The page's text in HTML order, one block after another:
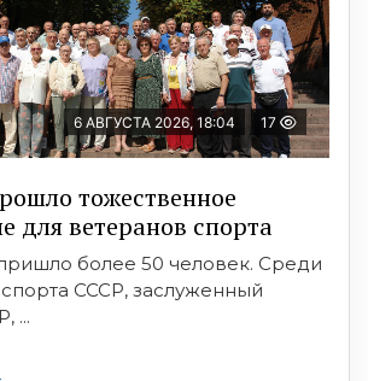
6 АВГУСТА 2026, 18:04 17
тожественное
для ветеранов спорта
более 50 человек. Среди
СССР, заслуженный
...